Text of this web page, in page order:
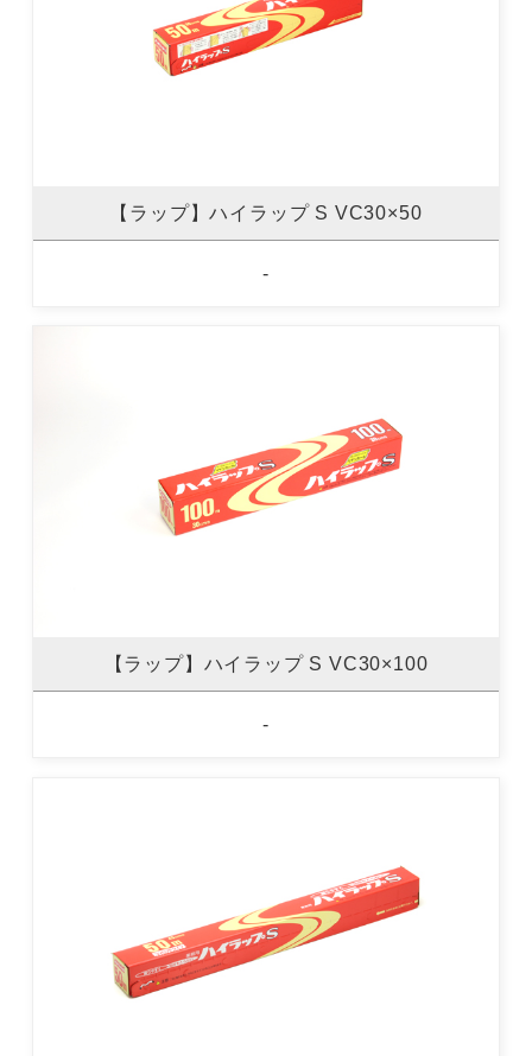
【ラップ】ハイラップ S VC30×50
-
【ラップ】ハイラップ S VC30×100
-